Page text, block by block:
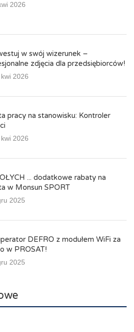
2026
w swój wizerunek –
zdjęcia dla przedsiębiorców!
2026
pracy na stanowisku: Kontroler
2026
... dodatkowe rabaty na
w Monsun SPORT
2025
DEFRO z modułem WiFi za
w PROSAT!
2025